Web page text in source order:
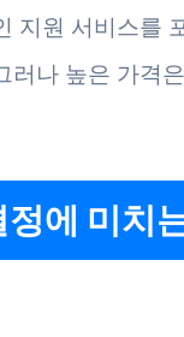
지원 서비스를
나 높은 가격
에 미치